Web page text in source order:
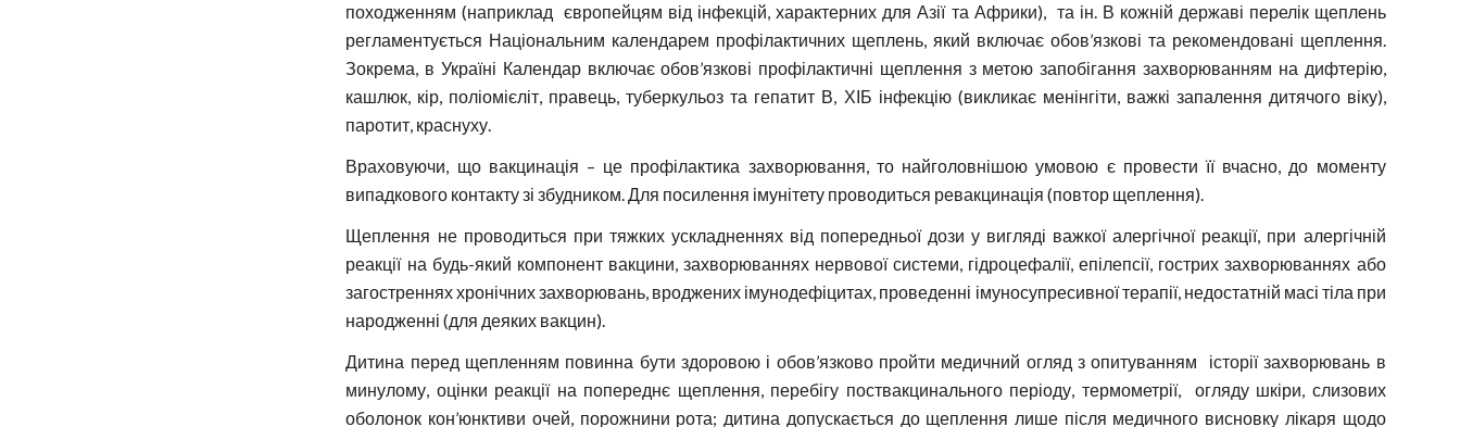
походженням (наприклад європейцям від інфекцій, характерних для Азії та Африки), та ін. В кожній державі перелік щеплень
регламентується Національним календарем профілактичних щеплень, який включає обов’язкові та рекомендовані щеплення.
Зокрема, в Україні Календар включає обов’язкові профілактичні щеплення з метою запобігання захворюванням на дифтерію,
кашлюк, кір, поліомієліт, правець, туберкульоз та гепатит В, ХІБ інфекцію (викликає менінгіти, важкі запалення дитячого віку),
паротит, краснуху.
Враховуючи, що вакцинація – це профілактика захворювання, то найголовнішою умовою є провести її вчасно, до моменту
випадкового контакту зі збудником. Для посилення імунітету проводиться ревакцинація (повтор щеплення).
Щеплення не проводиться при тяжких ускладненнях від попередньої дози у вигляді важкої алергічної реакції, при алергічній
реакції на будь-який компонент вакцини, захворюваннях нервової системи, гідроцефалії, епілепсії, гострих захворюваннях або
загостреннях хронічних захворювань, вроджених імунодефіцитах, проведенні імуносупресивної терапії, недостатній масі тіла при
народженні (для деяких вакцин).
Дитина перед щепленням повинна бути здоровою і обов’язково пройти медичний огляд з опитуванням історії захворювань в
минулому, оцінки реакції на попереднє щеплення, перебігу поствакцинального періоду, термометрії, огляду шкіри, слизових
оболонок кон’юнктиви очей, порожнини рота; дитина допускається до щеплення лише після медичного висновку лікаря щодо